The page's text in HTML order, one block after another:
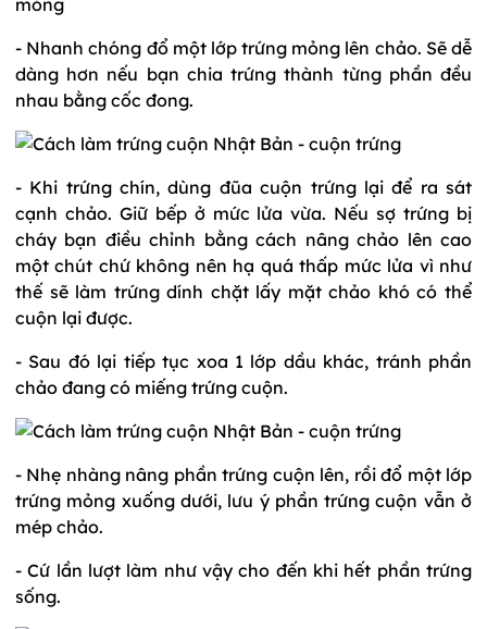
- Nhanh chóng đổ một lớp trứng mỏng lên chảo. Sẽ dễ
dàng hơn nếu bạn chia trứng thành từng phần đều
nhau bằng cốc đong.
- Khi trứng chín, dùng đũa cuộn trứng lại để ra sát
cạnh chảo. Giữ bếp ở mức lửa vừa. Nếu sợ trứng bị
cháy bạn điều chỉnh bằng cách nâng chảo lên cao
một chút chứ không nên hạ quá thấp mức lửa vì như
thế sẽ làm trứng dính chặt lấy mặt chảo khó có thể
cuộn lại được.
- Sau đó lại tiếp tục xoa 1 lớp dầu khác, tránh phần
chảo đang có miếng trứng cuộn.
- Nhẹ nhàng nâng phần trứng cuộn lên, rồi đổ một lớp
trứng mỏng xuống dưới, lưu ý phần trứng cuộn vẫn ở
mép chảo.
- Cứ lần lượt làm như vậy cho đến khi hết phần trứng
sống.